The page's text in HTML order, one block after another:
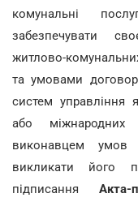
комунальні
забезпечувати
житлово-
та умовами
систем управління
або міжнародних
виконавцем
викликати його
підписання Акта-